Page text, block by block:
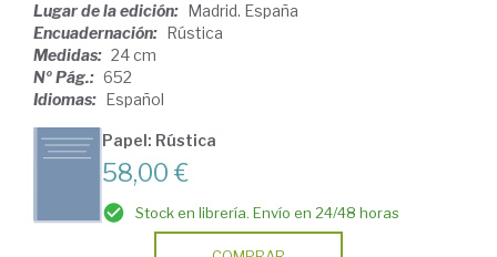
Lugar de la edición:
Madrid. España
Encuadernación:
Rústica
Medidas: 24 cm
Nº Pág.: 652
Idiomas:
Español
Papel: Rústica
58,00 €
Stock en librería. Envío en 24/48 horas